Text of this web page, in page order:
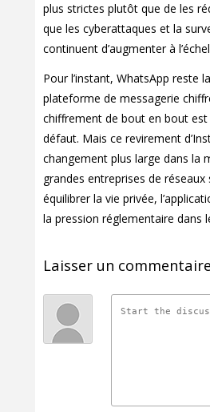
plus strictes plutôt que de les
que les cyberattaques et la
continuent d’augmenter à
Pour l’instant, WhatsApp reste
plateforme de messagerie
chiffrement de bout en bout
défaut. Mais ce revirement
changement plus large dans la
grandes entreprises de
équilibrer la vie privée,
la pression réglementaire dans
Laisser un commentaire